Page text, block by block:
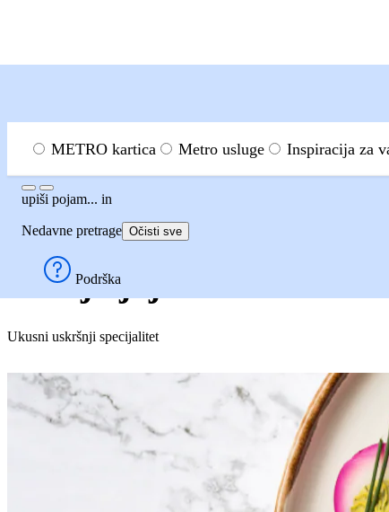
Menu
Informacije i usluge
upiši pojam... in
Nedavne pretrage Očisti sve
Podrška
METRO kartica Metro usluge Inspiracija za
Vražja jaja
Ukusni uskršnji specijalitet